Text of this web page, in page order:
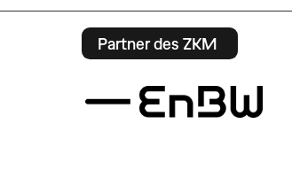
Partner des ZKM